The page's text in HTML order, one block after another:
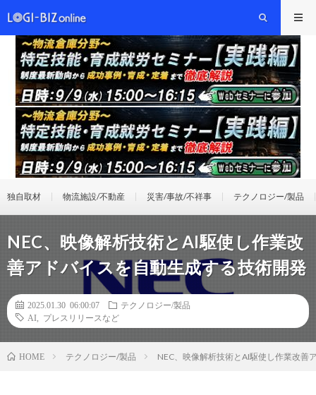
独自取材 物流施設/不動産 災害/事故/不祥事 テクノロジー/製品
NEC、映像解析技術とAI駆使し作業改
善アドバイスを自動生成する技術開発
2025.01.30 06:00:07
テクノロジー/製品
AI
プレスリリースなど
HOME テクノロジー/製品 NEC、映像解析技術とAI駆使し作業改善